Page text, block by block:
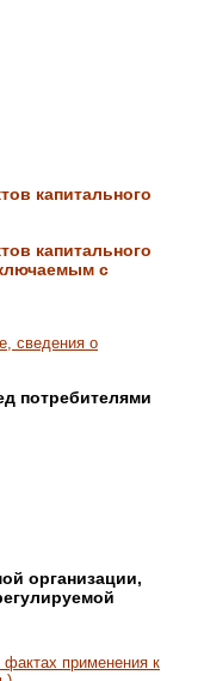
капитального
капитального
с
сведения о
потребителями
организации,
фактах применения к